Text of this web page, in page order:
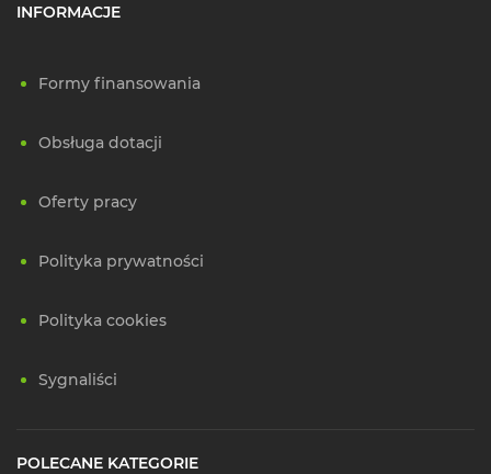
INFORMACJE
Formy finansowania
Obsługa dotacji
Oferty pracy
Polityka prywatności
Polityka cookies
Sygnaliści
POLECANE KATEGORIE